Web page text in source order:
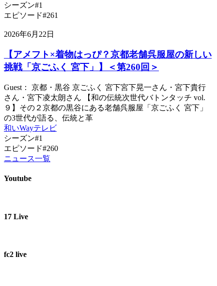
シーズン#1
エピソード#261
2026年6月22日
【アメフト×着物はっぴ？京都老舗呉服屋の新しい
挑戦「京ごふく 宮下」】＜第260回＞
Guest： 京都・黒谷 京ごふく 宮下宮下晃一さん・宮下貴行
さん・宮下凌太朗さん 【和の伝統次世代バトンタッチ vol.
９】その２京都の黒谷にある老舗呉服屋「京ごふく 宮下」
の3世代が語る、伝統と革
和いWayテレビ
シーズン#1
エピソード#260
ニュース一覧
Youtube
17 Live
fc2 live